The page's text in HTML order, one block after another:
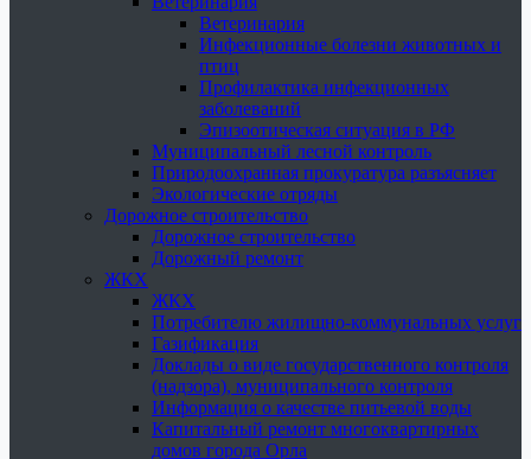
Ветеринария
Инфекционные болезни животных и
птиц
Профилактика инфекционных
заболеваний
Эпизоотическая ситуация в РФ
Муниципальный лесной контроль
Природоохранная прокуратура разъясняет
Экологические отряды
Дорожное строительство
Дорожное строительство
Дорожный ремонт
ЖКХ
ЖКХ
Потребителю жилищно-коммунальных услуг
Газификация
Доклады о виде государственного контроля
(надзора), муниципального контроля
Информация о качестве питьевой воды
Капитальный ремонт многоквартирных
домов города Орла